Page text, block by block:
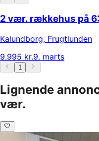
2 vær. rækkehus på
Kalundborg, Frugtlunden
9.995 kr.9. marts
1
Lignende
vær.